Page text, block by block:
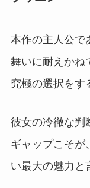
本作の主人公で
舞いに耐えかね
究極の選択をす
彼女の冷徹な判
ギャップこそが
い最大の魅力と